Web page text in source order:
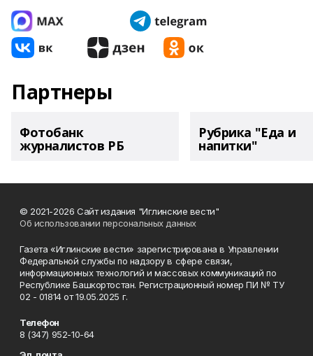
Партнеры
Фотобанк
журналистов РБ
Рубрика "Еда и
напитки"
© 2021-2026 Сайт издания "Иглинские вести"
Об использовании персональных данных
Газета «Иглинские вести» зарегистрирована в Управлении
Федеральной службы по надзору в сфере связи,
информационных технологий и массовых коммуникаций по
Республике Башкортостан. Регистрационный номер ПИ № ТУ
02 - 01814 от 19.05.2025 г.
Телефон
8 (347) 952-10-64